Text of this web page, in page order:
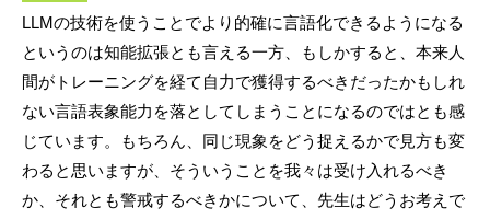
LLMの技術を使うことでより的確に言語化できるようになる
というのは知能拡張とも言える一方、もしかすると、本来人
間がトレーニングを経て自力で獲得するべきだったかもしれ
ない言語表象能力を落としてしまうことになるのではとも感
じています。もちろん、同じ現象をどう捉えるかで見方も変
わると思いますが、そういうことを我々は受け入れるべき
か、それとも警戒するべきかについて、先生はどうお考えで